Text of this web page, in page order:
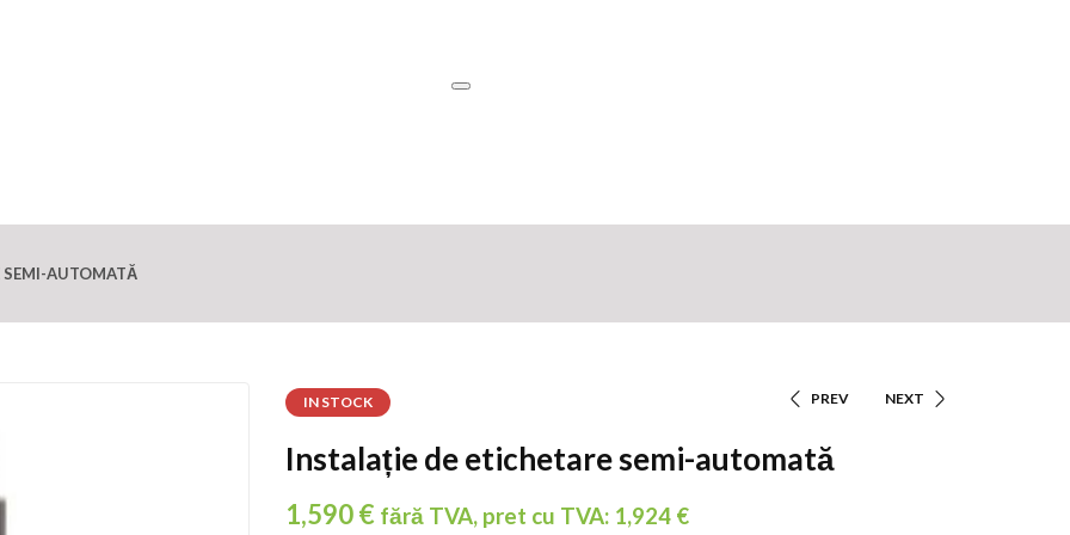
SEMI-AUTOMATĂ
IN STOCK
În
PREV NEXT
Instalație de etichetare semi-automată
1,590€ fără TVA, pret cu TVA: 1,924 €